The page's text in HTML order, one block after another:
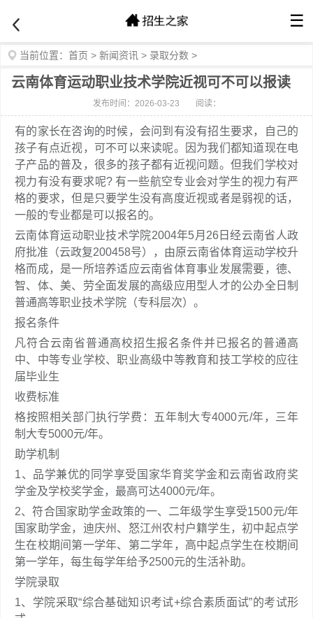
☰
当前位置： 首页 > 新闻资讯 > 录取分数 >
云南体育运动职业技术学院近视可不可以报读
发布时间：2026-03-23 阅读：
有的家长在咨询的时候，会问到有没有招生要求，自己的
孩子有点近视，可不可以来读呢。因为我们都知道现在电
子产品的普及，很多的孩子都有近视问题。但我们学校对
视力有没有要求呢? 有一些航空专业会对学生的视力有严
格的要求，但是只要学生没有高度近视或者是弱视的话，
一般的专业都是可以报名的。
云南体育运动职业技术学院2004年5月26日经云南省人政
府批准（云政复200458号），由原云南省体育运动学校升
格而成，是一所培养适应云南省体育事业发展需要，德、
智、体、美、劳全面发展的高级应用型人才的公办全日制
普通高等职业技术学院（专科层次）。
报名条件
凡符合云南省普通高校招生报名条件并已报名的普通高
中、中等专业学校、职业高级中等教育和技工学校的应往
届毕业生
收费标准
格按照相关部门执行学费：五年制大专4000元/年，三年
制大专5000元/年。
助学机制
1、品学兼优的同学享受国家华育奖学金和云南省政府奖
学金及学校奖学金，最高可达4000元/年。
2、符合国家助学金政策的一、二年级学生享受1500元/年
国家助学金，迪庆州、怒江州农村户籍学生，初中起点学
生在校期间第一学年、第二学年，高中起点学生在校期间
第一学年，每生每学年给予2500元的生活补助。
学院录取
1、学院采取“综合基础知识考试+综合素质面试”的考试形